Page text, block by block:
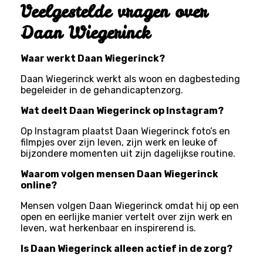
Veelgestelde vragen over
Daan Wiegerinck
Waar werkt Daan Wiegerinck?
Daan Wiegerinck werkt als woon en dagbesteding
begeleider in de gehandicaptenzorg.
Wat deelt Daan Wiegerinck op Instagram?
Op Instagram plaatst Daan Wiegerinck foto’s en
filmpjes over zijn leven, zijn werk en leuke of
bijzondere momenten uit zijn dagelijkse routine.
Waarom volgen mensen Daan Wiegerinck
online?
Mensen volgen Daan Wiegerinck omdat hij op een
open en eerlijke manier vertelt over zijn werk en
leven, wat herkenbaar en inspirerend is.
Is Daan Wiegerinck alleen actief in de zorg?